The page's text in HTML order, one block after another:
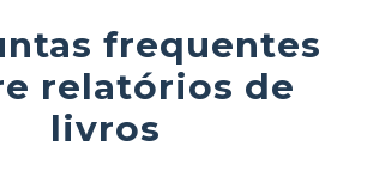
frequentes
relatórios de
livros